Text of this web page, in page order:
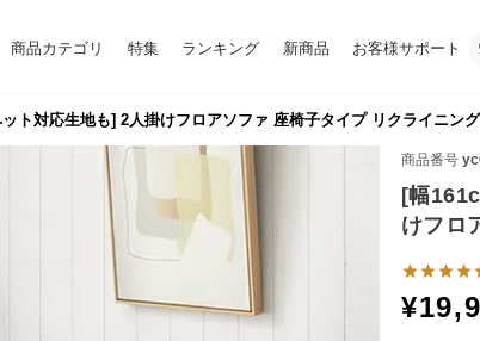
商品カテゴリ 特集 ランキング 新商品 お客様サポート
ト対応生地も] 2人掛けフロアソファ 座椅子タイプ リクライニング
商品番号
[幅
けフロ
¥